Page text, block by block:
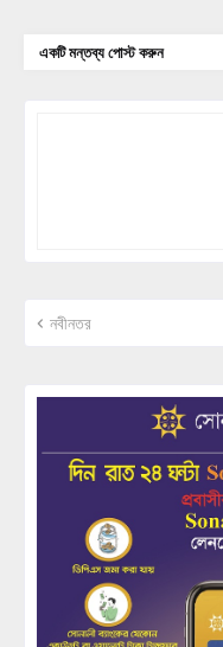
একটি মন্তব্য পোস্ট করুন
নবীনতর